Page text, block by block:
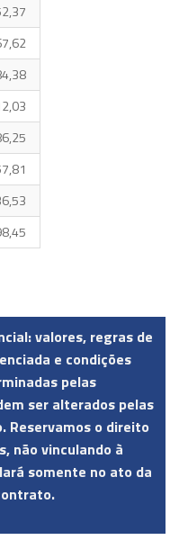
valores, regras de
e condições
pelas
ser alterados pelas
Reservamos o direito
não vinculando à
somente no ato da